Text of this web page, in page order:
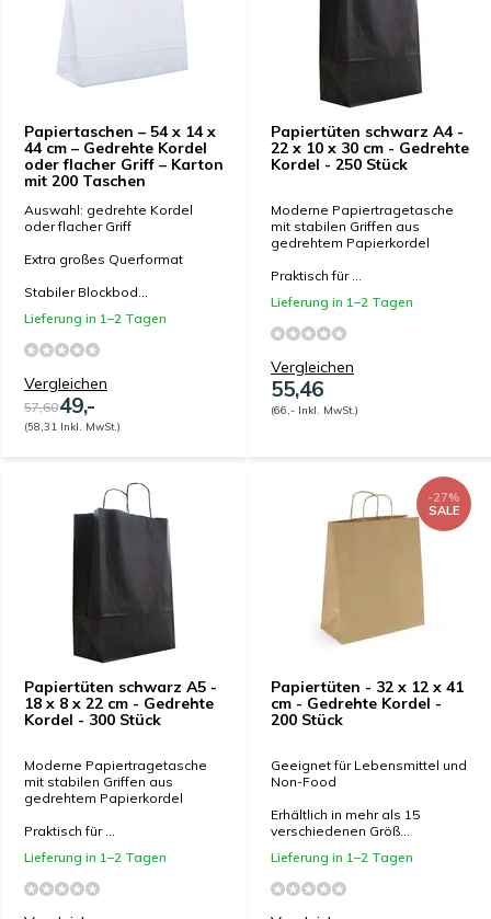
Papiertaschen – 54 x 14 x
44 cm – Gedrehte Kordel
oder flacher Griff – Karton
mit 200 Taschen
Auswahl: gedrehte Kordel
oder flacher Griff
Extra großes Querformat
Stabiler Blockbod...
Lieferung in 1–2 Tagen
Vergleichen
57,6049,-
(58,31 Inkl. MwSt.)
Papiertüten schwarz A4 -
22 x 10 x 30 cm - Gedrehte
Kordel - 250 Stück
Moderne Papiertragetasche
mit stabilen Griffen aus
gedrehtem Papierkordel
Praktisch für ...
Lieferung in 1–2 Tagen
Vergleichen
55,46
(66,- Inkl. MwSt.)
Papiertüten schwarz A5 -
18 x 8 x 22 cm - Gedrehte
Kordel - 300 Stück
Moderne Papiertragetasche
mit stabilen Griffen aus
gedrehtem Papierkordel
Praktisch für ...
Lieferung in 1–2 Tagen
Papiertüten - 32 x 12 x 41
cm - Gedrehte Kordel -
200 Stück
-27%
SALE
Geeignet für Lebensmittel und
Non-Food
Erhältlich in mehr als 15
verschiedenen Größ...
Lieferung in 1–2 Tagen